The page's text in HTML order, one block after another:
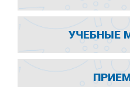
УЧЕБНЫЕ